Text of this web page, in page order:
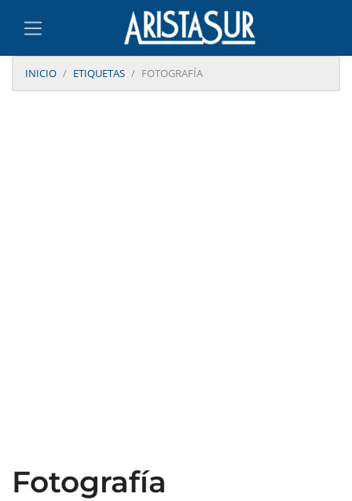
INICIO ETIQUETAS FOTOGRAFÍA
Fotografía